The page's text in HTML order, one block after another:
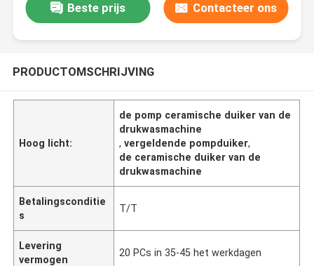
Beste prijs Contacteer ons
PRODUCTOMSCHRIJVING
Hoog licht:
de pomp ceramische duiker van de
drukwasmachine
,vergeldende pompduiker,
de ceramische duiker van de
drukwasmachine
Betalingsconditie
s
T/T
Levering
vermogen
20 PCs in 35-45 het werkdagen